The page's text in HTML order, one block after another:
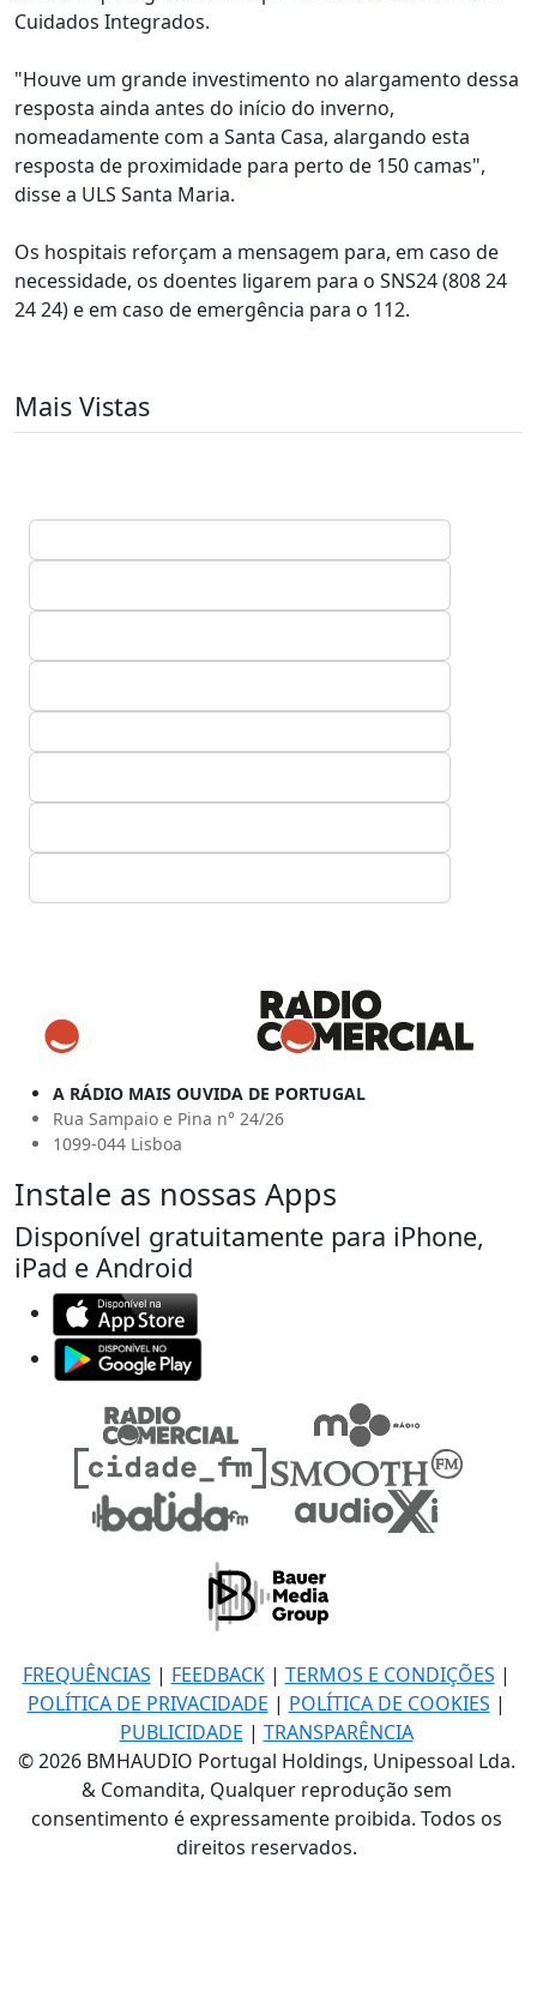
Cuidados Integrados.
"Houve um grande investimento no alargamento dessa
resposta ainda antes do início do inverno,
nomeadamente com a Santa Casa, alargando esta
resposta de proximidade para perto de 150 camas",
disse a ULS Santa Maria.
Os hospitais reforçam a mensagem para, em caso de
necessidade, os doentes ligarem para o SNS24 (808 24
24 24) e em caso de emergência para o 112.
Mais Vistas
A RÁDIO MAIS OUVIDA DE PORTUGAL
Rua Sampaio e Pina n° 24/26
1099-044 Lisboa
Instale as nossas Apps
Disponível gratuitamente para iPhone,
iPad e Android
FREQUÊNCIAS | FEEDBACK| TERMOS E CONDIÇÕES |
POLÍTICA DE PRIVACIDADE | POLÍTICA DE COOKIES |
PUBLICIDADE | TRANSPARÊNCIA
© 2026 BMHAUDIO Portugal Holdings, Unipessoal Lda.
& Comandita, Qualquer reprodução sem
consentimento é expressamente proibida. Todos os
direitos reservados.